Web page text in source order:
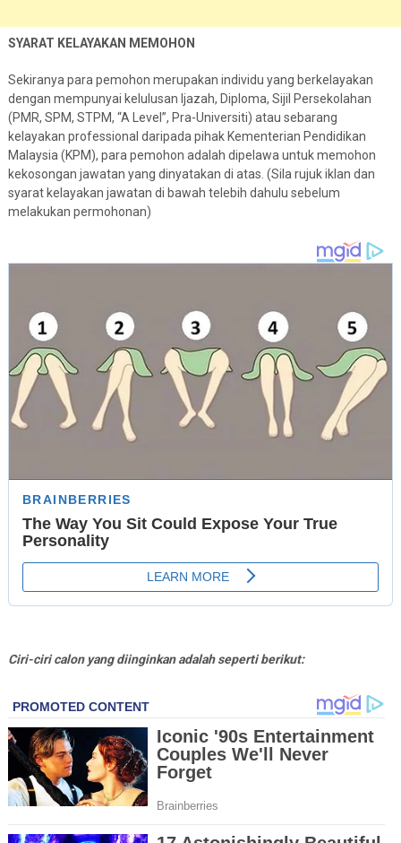
SYARAT KELAYAKAN MEMOHON
Sekiranya para pemohon merupakan individu yang berkelayakan
dengan mempunyai kelulusan Ijazah, Diploma, Sijil Persekolahan
(PMR, SPM, STPM, “A Level”, Pra-Universiti) atau sebarang
kelayakan professional daripada pihak Kementerian Pendidikan
Malaysia (KPM), para pemohon adalah dipelawa untuk memohon
kekosongan jawatan yang dinyatakan di atas. (Sila rujuk iklan dan
syarat kelayakan jawatan di bawah telebih dahulu sebelum
melakukan permohonan)
Ciri-ciri calon yang diinginkan adalah seperti berikut: